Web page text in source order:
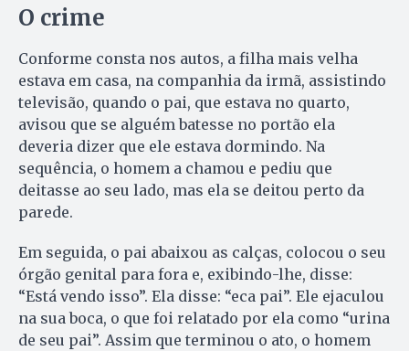
O crime
Conforme consta nos autos, a filha mais velha
estava em casa, na companhia da irmã, assistindo
televisão, quando o pai, que estava no quarto,
avisou que se alguém batesse no portão ela
deveria dizer que ele estava dormindo. Na
sequência, o homem a chamou e pediu que
deitasse ao seu lado, mas ela se deitou perto da
parede.
Em seguida, o pai abaixou as calças, colocou o seu
órgão genital para fora e, exibindo-lhe, disse:
“Está vendo isso”. Ela disse: “eca pai”. Ele ejaculou
na sua boca, o que foi relatado por ela como “urina
de seu pai”. Assim que terminou o ato, o homem